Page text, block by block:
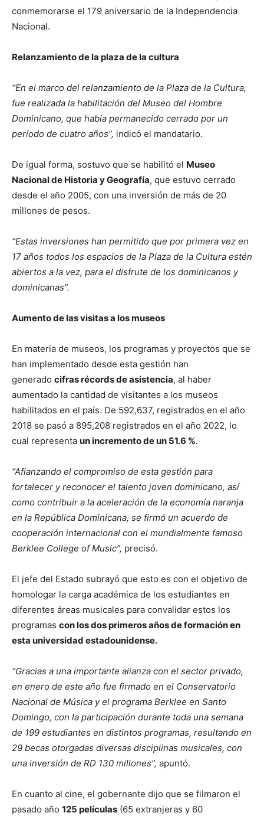
conmemorarse el 179 aniversario de la Independencia
Nacional.
Relanzamiento de la plaza de la cultura
“En el marco del relanzamiento de la Plaza de la Cultura,
fue realizada la habilitación del Museo del Hombre
Dominicano, que había permanecido cerrado por un
período de cuatro años”, indicó el mandatario.
De igual forma, sostuvo que se habilitó el Museo
Nacional de Historia y Geografía, que estuvo cerrado
desde el año 2005, con una inversión de más de 20
millones de pesos.
“Estas inversiones han permitido que por primera vez en
17 años todos los espacios de la Plaza de la Cultura estén
abiertos a la vez, para el disfrute de los dominicanos y
dominicanas”.
Aumento de las visitas a los museos
En materia de museos, los programas y proyectos que se
han implementado desde esta gestión han
generado cifras récords de asistencia, al haber
aumentado la cantidad de visitantes a los museos
habilitados en el país. De 592,637, registrados en el año
2018 se pasó a 895,208 registrados en el año 2022, lo
cual representa un incremento de un 51.6 %.
“Afianzando el compromiso de esta gestión para
fortalecer y reconocer el talento joven dominicano, así
como contribuir a la aceleración de la economía naranja
en la República Dominicana, se firmó un acuerdo de
cooperación internacional con el mundialmente famoso
Berklee College of Music”, precisó.
El jefe del Estado subrayó que esto es con el objetivo de
homologar la carga académica de los estudiantes en
diferentes áreas musicales para convalidar estos los
programas con los dos primeros años de formación en
esta universidad estadounidense.
“Gracias a una importante alianza con el sector privado,
en enero de este año fue firmado en el Conservatorio
Nacional de Música y el programa Berklee en Santo
Domingo, con la participación durante toda una semana
de 199 estudiantes en distintos programas, resultando en
29 becas otorgadas diversas disciplinas musicales, con
una inversión de RD 130 millones”, apuntó.
En cuanto al cine, el gobernante dijo que se filmaron el
pasado año 125 películas (65 extranjeras y 60